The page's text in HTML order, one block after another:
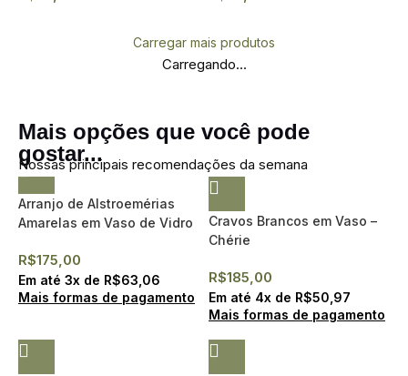
Carregar mais produtos
Carregando...
Mais opções que você pode
gostar...
Nossas principais recomendações da semana
Arranjo de Alstroemérias
Amarelas em Vaso de Vidro
R$175,00
Em até 3x de R$63,06
Mais formas de pagamento
Cravos Brancos em Vaso –
Chérie
R$185,00
Em até 4x de R$50,97
Mais formas de pagamento